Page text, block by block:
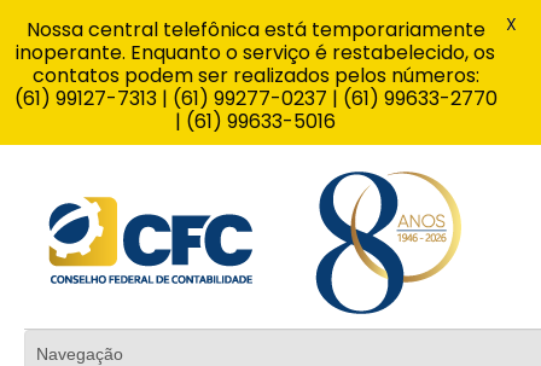
Nossa central telefônica está temporariamente
inoperante. Enquanto o serviço é restabelecido, os
contatos podem ser realizados pelos números:
(61) 99127-7313 | (61) 99277-0237 | (61) 99633-2770
| (61) 99633-5016
X